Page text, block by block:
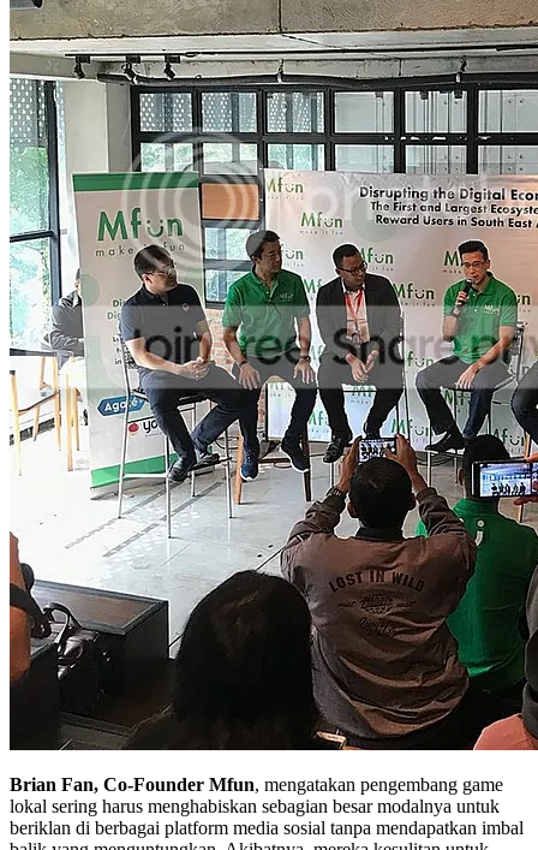
Brian Fan, Co-Founder Mfun, mengatakan pengembang game
lokal sering harus menghabiskan sebagian besar modalnya untuk
beriklan di berbagai platform media sosial tanpa mendapatkan imbal